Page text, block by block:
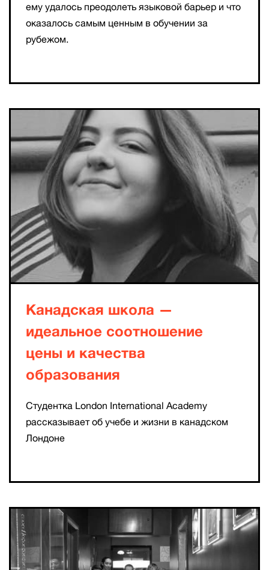
ему удалось преодолеть языковой барьер и что
оказалось самым ценным в обучении за
рубежом.
Канадская школа —
идеальное соотношение
цены и качества
образования
Студентка London International Academy
рассказывает об учебе и жизни в канадском
Лондоне